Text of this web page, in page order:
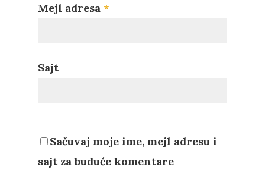
Mejl adresa *
Sajt
Sačuvaj moje ime, mejl adresu i
sajt za buduće komentare